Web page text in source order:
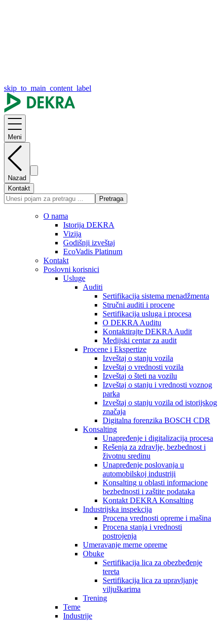
skip_to_main_content_label
Meni
Nazad
Kontakt
Pretraga
O nama
Istorija DEKRA
Vizija
Godišnji izveštaj
EcoVadis Platinum
Kontakt
Poslovni korisnici
Usluge
Auditi
Sertifikacija sistema menadžmenta
Stručni auditi i procene
Sertifikacija usluga i procesa
O DEKRA Auditu
Kontaktirajte DEKRA Audit
Medijski centar za audit
Procene i Ekspertize
Izveštaj o stanju vozila
Izveštaj o vrednosti vozila
Izveštaj o šteti na vozilu
Izveštaj o stanju i vrednosti voznog
parka
Izveštaj o stanju vozila od istorijskog
značaja
Digitalna forenzika BOSCH CDR
Konsalting
Unapređenje i digitalizacija procesa
Rešenja za zdravlje, bezbednost i
životnu sredinu
Unapređenje poslovanja u
automobilskoj industriji
Konsalting u oblasti informacione
bezbednosti i zaštite podataka
Kontakt DEKRA Konsalting
Industrijska inspekcija
Procena vrednosti opreme i mašina
Procena stanja i vrednosti
postrojenja
Umeravanje merne opreme
Obuke
Sertifikacija lica za obezbeđenje
tereta
Sertifikacija lica za upravljanje
viljuškarima
Trening
Teme
Industrije